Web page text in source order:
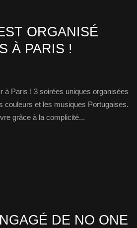
ORGANISÉ
À PARIS !
à Paris ! 3 soirées uniques organisées
couleurs et les musiques Portugaises.
grâce à la complicité...
DE NO ONE